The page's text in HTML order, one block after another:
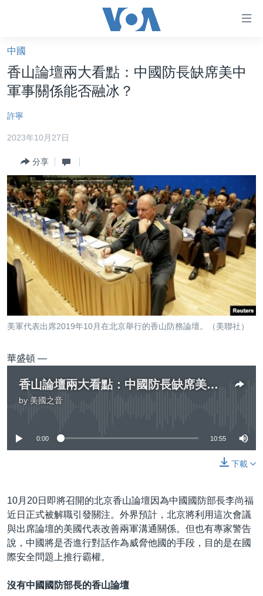
礙
鏈
接
轉
內
轉
到
導
跳
轉
美國大選2024
海外港人
新聞自由
揭謊頻道
美國
中國
國際
經貿
視頻
VOA 60秒 (國際)
美國專訊
視頻存檔
時事經緯
新聞音頻
海外港人
美國透視
國語
關注我們
中國
香山論壇兩大看點：中國防長缺席美中
軍事關係能否融冰？
許寧
2023年10月27日
分享
美軍代表出席2019年10月在北京舉行的香山防務論壇。（美聯社）
華盛頓 —
香山論壇兩大看點：中國防長缺席美中軍事關係能否融冰？
by 美國之音
0:00 10:55
下載
10月20日即將召開的北京香山論壇因為中國國防部長李尚福
近日正式被解職引發關注。外界預計，北京將利用這次會議
與出席論壇的美國代表改善兩軍溝通關係。但也有專家警告
說，中國將是否進行對話作為威脅他國的手段，目的是在國
際安全問題上推行霸權。
沒有中國國防部長的香山論壇